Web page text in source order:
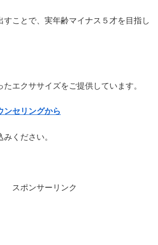
すことで、実年齢マイナス５才を目指し
たエクササイズをご提供しています。
ンセリングから
ください。
スポンサーリンク